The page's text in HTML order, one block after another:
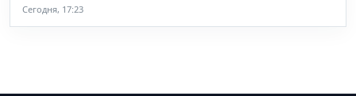
Сегодня, 17:23